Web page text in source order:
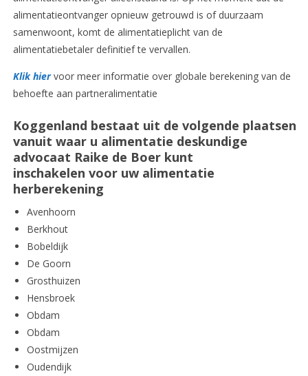
alimentatieontvanger opnieuw getrouwd is of duurzaam
samenwoont, komt de alimentatieplicht van de
alimentatiebetaler definitief te vervallen.
Klik hiervoor meer informatie over globale berekening van de
behoefte aan partneralimentatie
Koggenland bestaat uit de volgende plaatsen
vanuit waar u alimentatie deskundige
advocaat Raike de Boer kunt
inschakelen voor uw alimentatie
herberekening
Avenhoorn
Berkhout
Bobeldijk
De Goorn
Grosthuizen
Hensbroek
Obdam
Obdam
Oostmijzen
Oudendijk